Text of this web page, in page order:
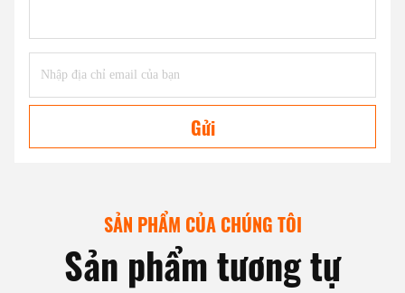
Gửi
SẢN PHẨM CỦA CHÚNG TÔI
Sản phẩm tương tự